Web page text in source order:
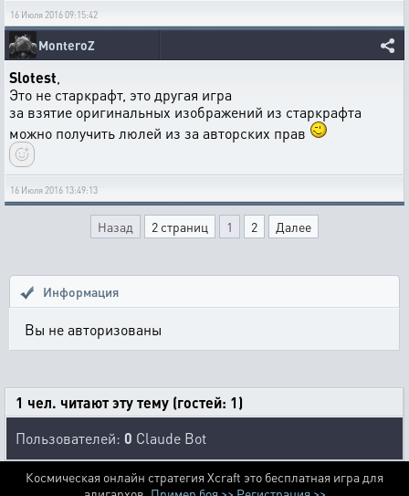
16 Июля 2016 09:15:42
MonteroZ
Slotest
Это не старкрафт, это другая игра
за взятие оригинальных изображений из старкрафта
можно получить люлей из за авторских прав
16 Июля 2016 13:49:13
Назад 2 страниц 1 2 Далее
Информация
Вы не авторизованы
1 чел. читают эту тему (гостей: 1)
Пользователей: 0 Claude Bot
Космическая онлайн стратегия Xcraft это бесплатная игра для